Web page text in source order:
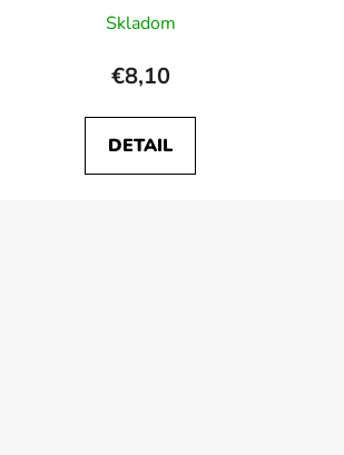
Skladom
€8,10
DETAIL